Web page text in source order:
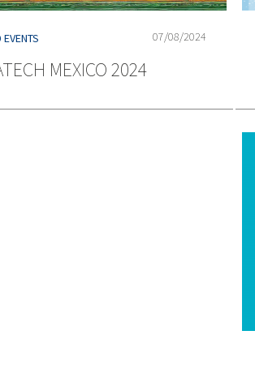
07/08/2024
MEXICO 2024